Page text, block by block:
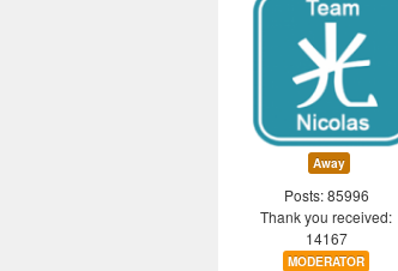
Away
Posts: 85996
Thank you received:
14167
MODERATOR